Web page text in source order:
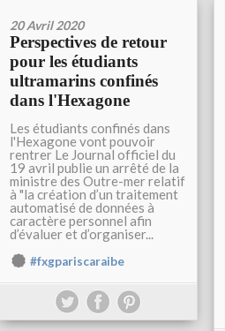
20 Avril 2020
Perspectives de retour
pour les étudiants
ultramarins confinés
dans l'Hexagone
Les étudiants confinés dans
l'Hexagone vont pouvoir
rentrer Le Journal officiel du
19 avril publie un arrêté de la
ministre des Outre-mer relatif
à "la création d’un traitement
automatisé de données à
caractère personnel afin
d’évaluer et d’organiser...
#fxgpariscaraibe